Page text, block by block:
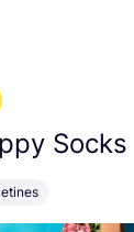
{nombre}
Socks